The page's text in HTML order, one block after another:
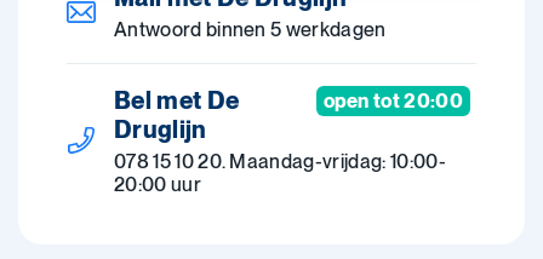
Antwoord binnen 5 werkdagen
open tot 20:00
Bel met De
Druglijn
078 15 10 20. Maandag-vrijdag: 10:00-
20:00 uur